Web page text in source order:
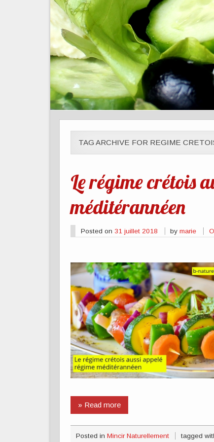
TAG ARCHIVE FOR REGIME
Le régime crétois
méditérannéen
Posted on 31 juillet 2018 bymarie
» Read more
Posted in Mincir Naturellement tagged